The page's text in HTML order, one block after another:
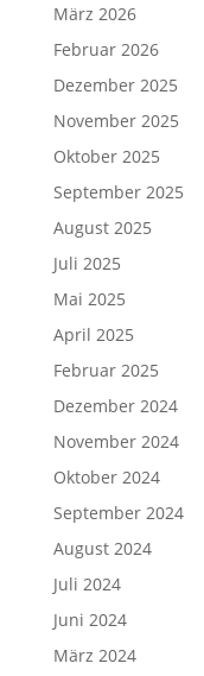
März 2026
Februar 2026
Dezember 2025
November 2025
Oktober 2025
September 2025
August 2025
Juli 2025
Mai 2025
April 2025
Februar 2025
Dezember 2024
November 2024
Oktober 2024
September 2024
August 2024
Juli 2024
Juni 2024
März 2024